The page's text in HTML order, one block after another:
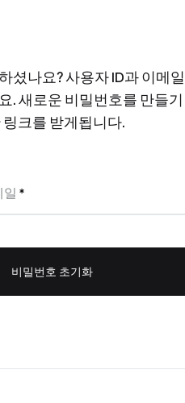
셨나요? 사용자 ID과 이메
. 새로운 비밀번호를 만들기
크를 받게됩니다.
일 *필
수
목
비밀번호 초기화